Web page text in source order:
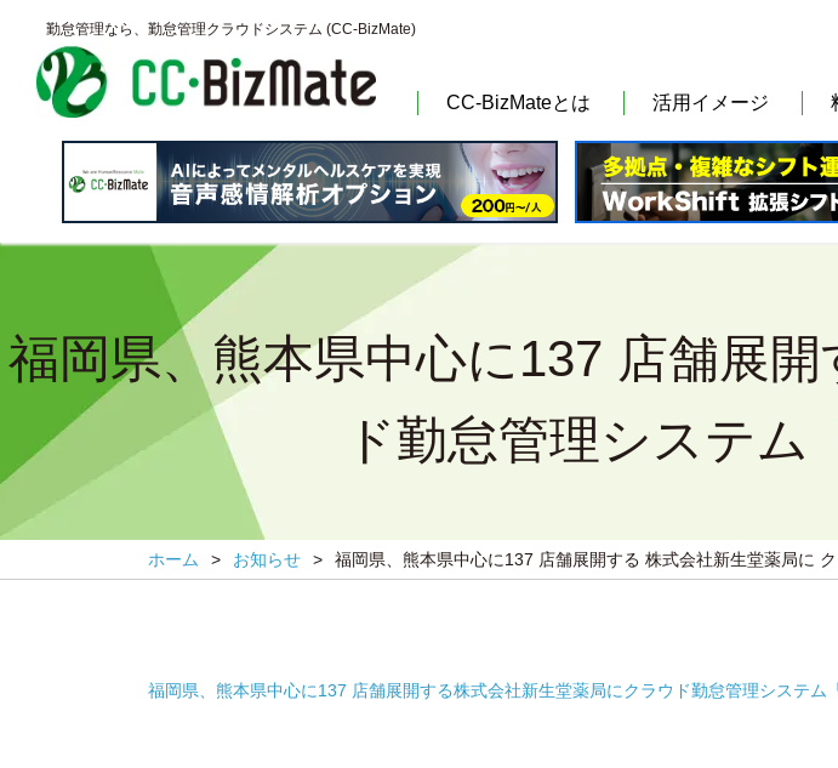
勤怠管理なら、勤怠管理クラウドシステム (CC‐BizMate)
CC-BizMateとは 活用イメージ
福岡県、熊本県中心に137 店舗展
ド勤怠管理システム
ホーム > お知らせ > 福岡県、熊本県中心に137 店舗展開する 株式会社新生堂薬局に
福岡県、熊本県中心に137 店舗展開する株式会社新生堂薬局にクラウド勤怠管理システム